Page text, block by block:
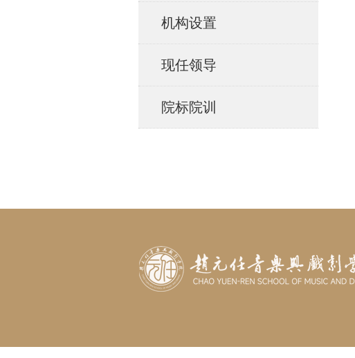
机构设置
现任领导
院标院训